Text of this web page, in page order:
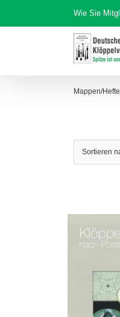
Inhalt
Wie Sie
Mappen/Hefte
Sortieren